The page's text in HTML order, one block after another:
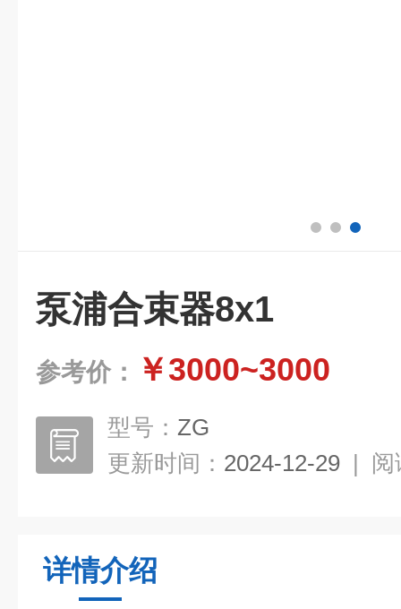
泵浦合束器8x1
参考价： ￥3000~3000
型号： ZG
更新时间： 2024-12-29 | 阅
详情介绍